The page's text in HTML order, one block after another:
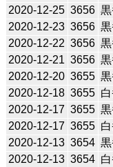
2020-12-25 3656
2020-12-23 3656
2020-12-22 3656
2020-12-21 3656
2020-12-20 3655
2020-12-18 3655
2020-12-17 3655
2020-12-17 3655
2020-12-13 3654
2020-12-13 3654